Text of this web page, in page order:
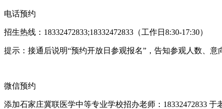
电话预约
招生热线：18332472833;18332472833（工作日8:30-17:30）
提示：接通后说明“预约开放日参观报名”，告知参观人数、意
微信预约
添加石家庄冀联医学中等专业学校招办老师：18332472833 于